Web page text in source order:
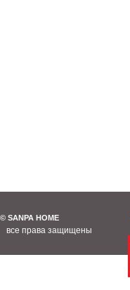
© SANPA HOME
все права защищены